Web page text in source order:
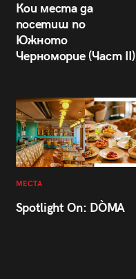
Кои места да
посетиш по
Южното
Черноморие (Част II)
МЕСТА
Spotlight On: DÒMA